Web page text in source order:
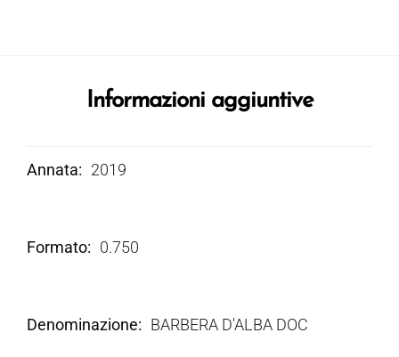
Informazioni aggiuntive
Annata 2019
Formato 0.750
Denominazione BARBERA D'ALBA DOC